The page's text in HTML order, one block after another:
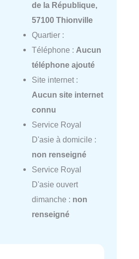
de la République,
57100 Thionville
Quartier :
Téléphone : Aucun
téléphone ajouté
Site internet :
Aucun site internet
connu
Service Royal
D'asie à domicile :
non renseigné
Service Royal
D'asie ouvert
dimanche : non
renseigné